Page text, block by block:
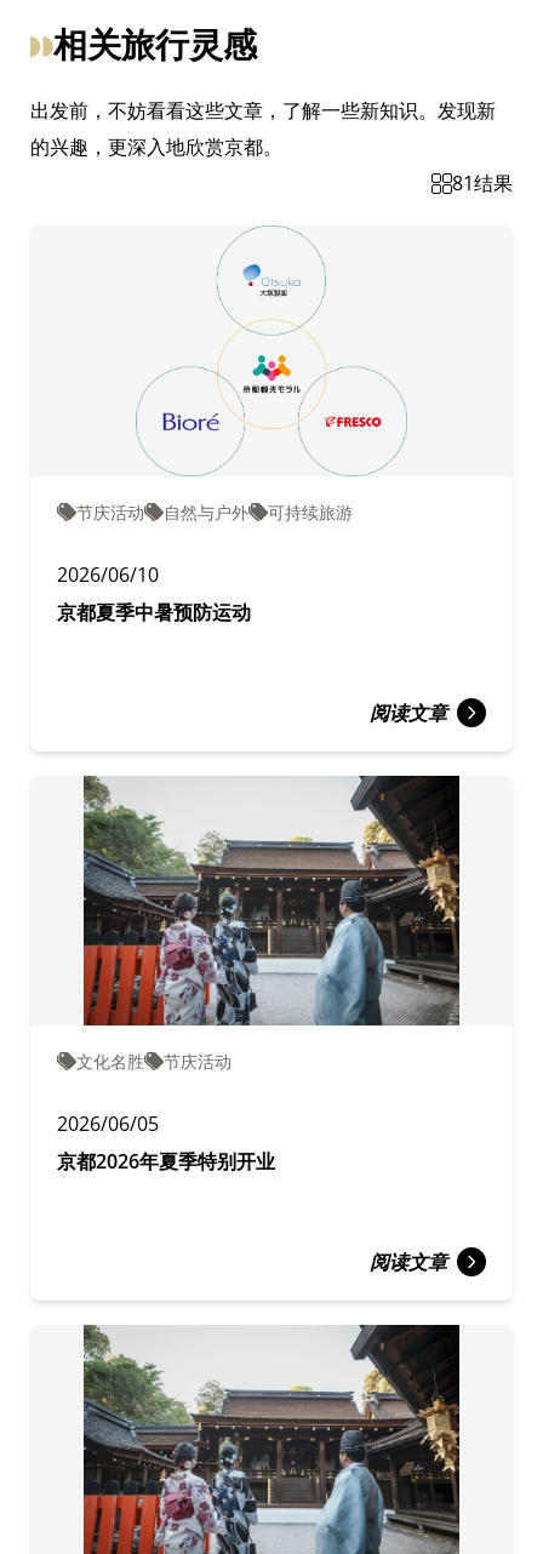
相关旅行灵感
出发前，不妨看看这些文章，了解一些新知识。发现新
的兴趣，更深入地欣赏京都。
81结果
节庆活动 自然与户外 可持续旅游
2026/06/10
京都夏季中暑预防运动
阅读文章
文化名胜 节庆活动
2026/06/05
京都2026年夏季特别开业
阅读文章